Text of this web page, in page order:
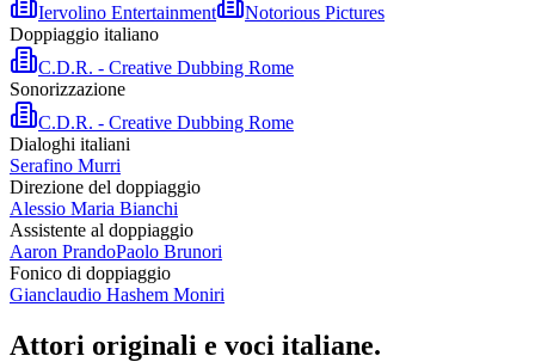
Iervolino Entertainment
Notorious Pictures
Doppiaggio italiano
C.D.R. - Creative Dubbing Rome
Sonorizzazione
C.D.R. - Creative Dubbing Rome
Dialoghi italiani
Serafino Murri
Direzione del doppiaggio
Alessio Maria Bianchi
Assistente al doppiaggio
Aaron PrandoPaolo Brunori
Fonico di doppiaggio
Gianclaudio Hashem Moniri
Attori originali e voci italiane.